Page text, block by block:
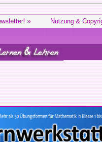
» Nutzung &